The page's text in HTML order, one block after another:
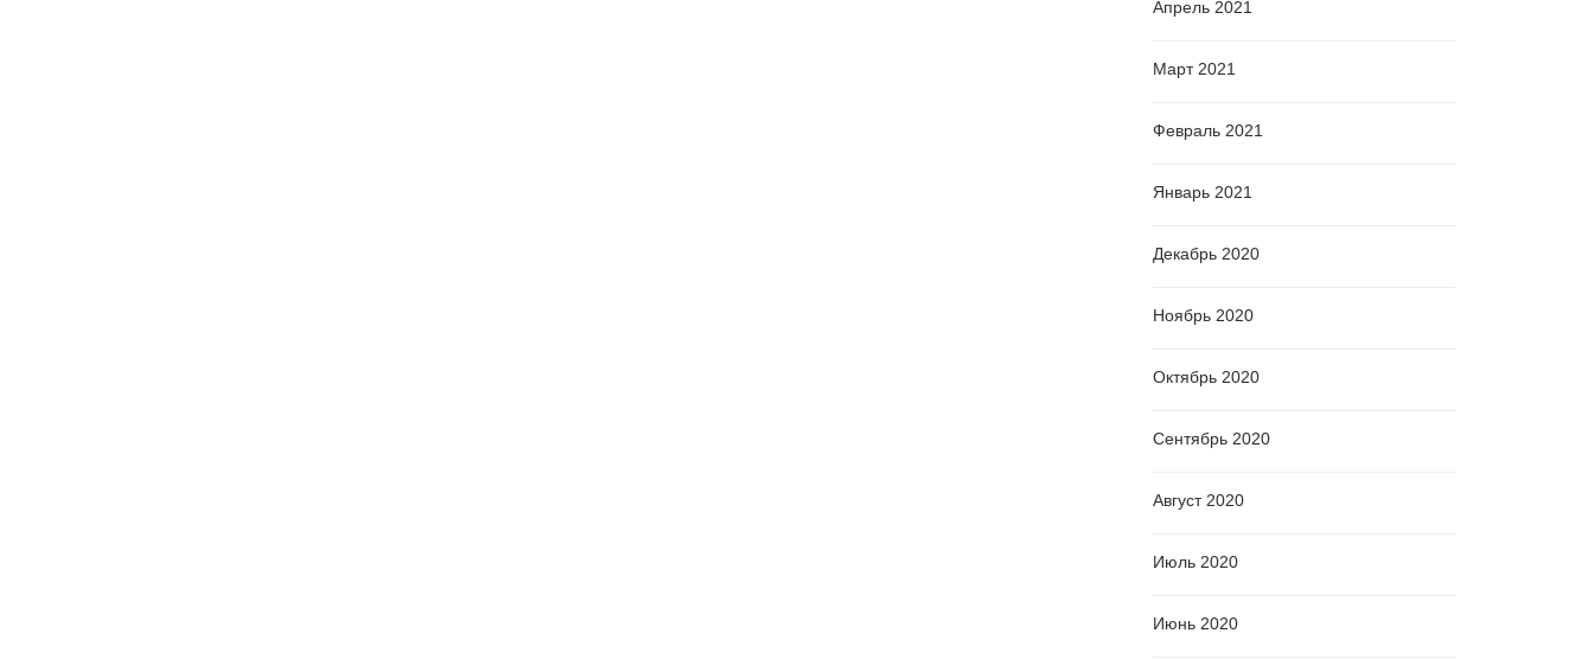
Апрель 2021
Март 2021
Февраль 2021
Январь 2021
Декабрь 2020
Ноябрь 2020
Октябрь 2020
Сентябрь 2020
Август 2020
Июль 2020
Июнь 2020